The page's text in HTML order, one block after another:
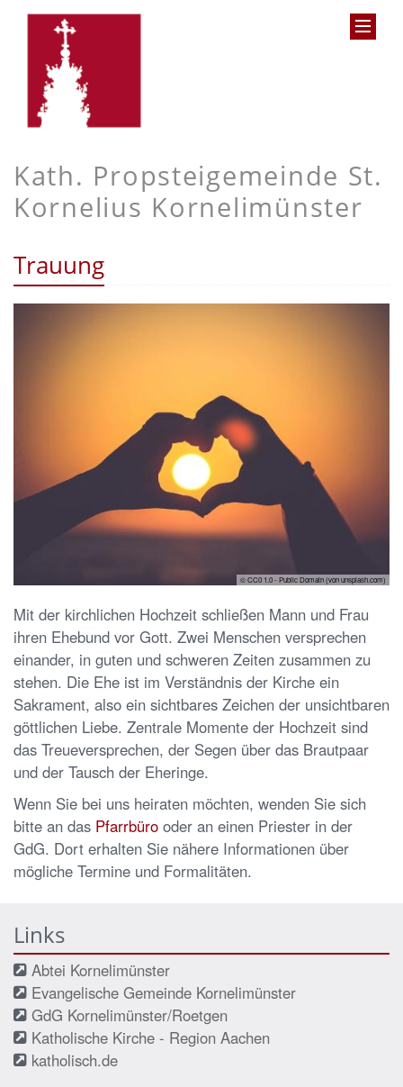
Kath. Propsteigemeinde St.
Kornelius Kornelimünster
Trauung
© CC0 1.0 - Public Domain (von unsplash.com)
Mit der kirchlichen Hochzeit schließen Mann und Frau
ihren Ehebund vor Gott. Zwei Menschen versprechen
einander, in guten und schweren Zeiten zusammen zu
stehen. Die Ehe ist im Verständnis der Kirche ein
Sakrament, also ein sichtbares Zeichen der unsichtbaren
göttlichen Liebe. Zentrale Momente der Hochzeit sind
das Treueversprechen, der Segen über das Brautpaar
und der Tausch der Eheringe.
Wenn Sie bei uns heiraten möchten, wenden Sie sich
bitte an das Pfarrbüro oder an einen Priester in der
GdG. Dort erhalten Sie nähere Informationen über
mögliche Termine und Formalitäten.
Links
Abtei Kornelimünster
Evangelische Gemeinde Kornelimünster
GdG Kornelimünster/Roetgen
Katholische Kirche - Region Aachen
katholisch.de